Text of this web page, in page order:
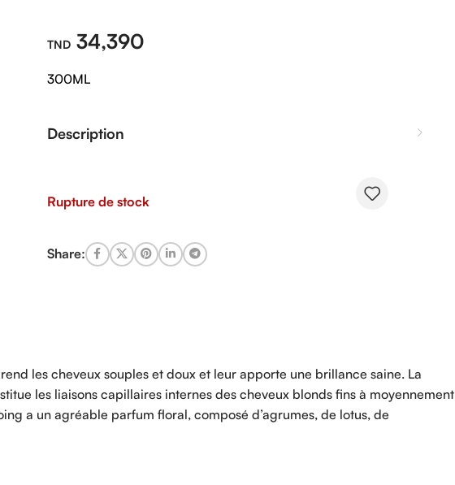
34,390
300ML
Description
Rupture de stock
Share:
les cheveux souples et doux et leur apporte une brillance saine. La
les liaisons capillaires internes des cheveux blonds fins à moyennement
a un agréable parfum floral, composé d’agrumes, de lotus, de